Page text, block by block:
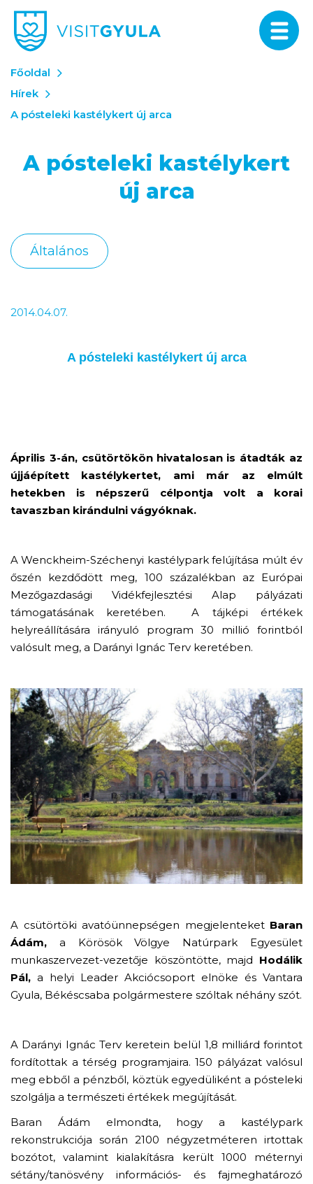
Főoldal
Hírek
A pósteleki kastélykert új arca
A pósteleki kastélykert
új arca
Általános
2014.04.07.
A pósteleki kastélykert új arca
Április 3-án, csütörtökön hivatalosan is átadták az
újjáépített kastélykertet, ami már az elmúlt
hetekben is népszerű célpontja volt a korai
tavaszban kirándulni vágyóknak.
A Wenckheim-Széchenyi kastélypark felújítása múlt év
őszén kezdődött meg, 100 százalékban az Európai
Mezőgazdasági Vidékfejlesztési Alap pályázati
támogatásának keretében. A tájképi értékek
helyreállítására irányuló program 30 millió forintból
valósult meg, a Darányi Ignác Terv keretében.
A csütörtöki avatóünnepségen megjelenteket Baran
Ádám, a Körösök Völgye Natúrpark Egyesület
munkaszervezet-vezetője köszöntötte, majd Hodálik
Pál, a helyi Leader Akciócsoport elnöke és Vantara
Gyula, Békéscsaba polgármestere szóltak néhány szót.
A Darányi Ignác Terv keretein belül 1,8 milliárd forintot
fordítottak a térség programjaira. 150 pályázat valósul
meg ebből a pénzből, köztük egyedüliként a pósteleki
szolgálja a természeti értékek megújítását.
Baran Ádám elmondta, hogy a kastélypark
rekonstrukciója során 2100 négyzetméteren irtottak
bozótot, valamint kialakításra került 1000 méternyi
sétány/tanösvény információs- és fajmeghatározó